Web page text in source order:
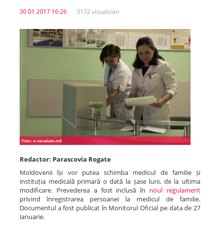
Centrul PAS
Școala E-Sănătate
30 01 2017 16:26 3172 vizualizări
Redactor: Parascovia Rogate
Moldovenii își vor putea schimba medicul de familie și
instituția medicală primară o dată la șase luni, de la ultima
modificare. Prevederea a fost inclusă în noul regulament
privind înregistrarea persoanei la medicul de familie.
Documentul a fost publicat în Monitorul Oficial pe data de 27
ianuarie.